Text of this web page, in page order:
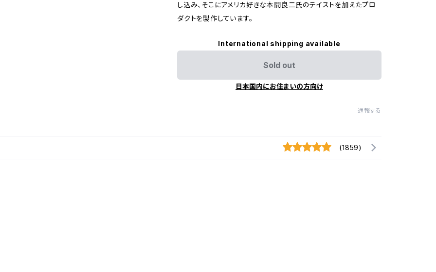
し込み、そこにアメリカ好きな本間良二氏のテイストを加えたプロ
ダクトを製作しています。
International shipping available
Sold out
日本国内にお住まいの方向け
通報する
(1859)